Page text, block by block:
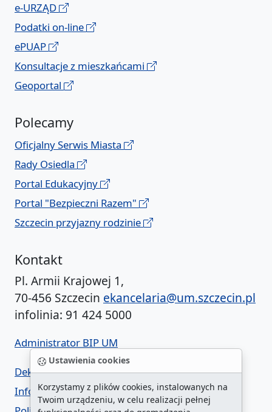
Ustawienia cookies
Korzystamy z plików cookies, instalowanych na
Twoim urządzeniu, w celu realizacji pełnej
e-URZĄD
Podatki on-line
ePUAP
Konsultacje z mieszkańcami
Geoportal
Polecamy
Oficjalny Serwis Miasta
Rady Osiedla
Portal Edukacyjny
Portal "Bezpieczni Razem"
Szczecin przyjazny rodzinie
Kontakt
Pl. Armii Krajowej 1,
70-456 Szczecin ekancelaria@um.szczecin.pl
infolinia: 91 424 5000
Administrator BIP UM
Deklaracja dostępności
Informacja o urzędzie w ETR